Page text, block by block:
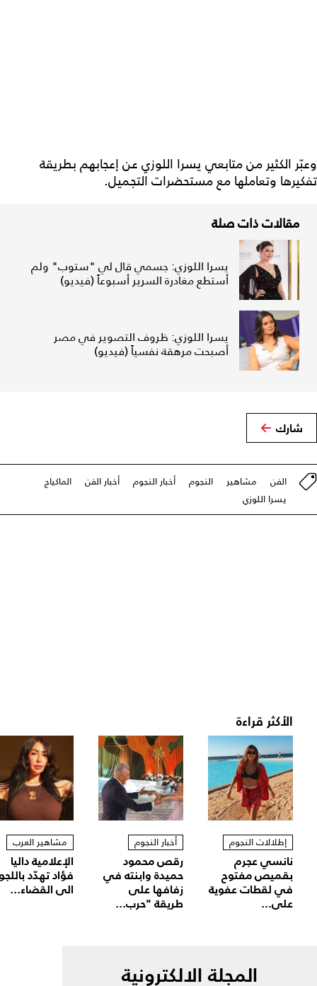
وعبّر الكثير من متابعي يسرا اللوزي عن إعجابهم بطريقة
تفكيرها وتعاملها مع مستحضرات التجميل.
مقالات ذات صلة
يسرا اللوزي: جسمي قال لي "ستوب" ولم
أستطع مغادرة السرير أسبوعاً (فيديو)
يسرا اللوزي: ظروف التصوير في مصر
أصبحت مرهقة نفسياً (فيديو)
شارك
الفن مشاهير النجوم أخبار النجوم أخبار الفن
الماكياج
يسرا اللوزي
الأكثر قراءة
إطلالات النجوم
نانسي عجرم
بقميص مفتوح
في لقطات عفوية
على...
أخبار النجوم
رقص محمود
حميدة وابنته في
زفافها على
طريقة "حرب...
مشاهير العرب
الإعلامية داليا
فؤاد تهدّد
الى القضاء...
المجلة الالكترونية